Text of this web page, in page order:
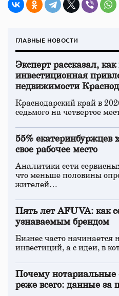
ГЛАВНЫЕ НОВОСТИ
Эксперт рассказал,
инвестиционная
недвижимости
Краснодарский край в
седьмого на четвертое
55%
свое рабочее место
Аналитики сети
что меньше половины
жителей…
Пять лет AFUVA: как
узнаваемым брендом
Бизнес часто начинается
инвестиций, а с идеи, в
Почему нотариальные
реже всего: данные за